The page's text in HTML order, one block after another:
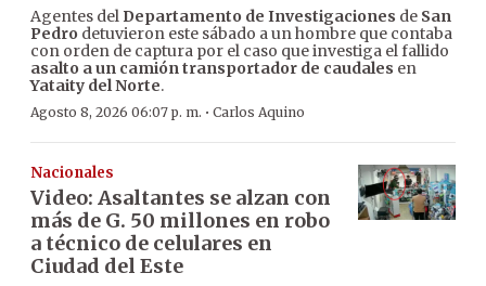
Agentes del Departamento de Investigaciones de San
Pedro detuvieron este sábado a un hombre que contaba
con orden de captura por el caso que investiga el fallido
asalto a un camión transportador de caudales en
Yataity del Norte.
Agosto 8, 2026 06:07 p. m. · Carlos Aquino
Nacionales
Video: Asaltantes se alzan con
más de G. 50 millones en robo
a técnico de celulares en
Ciudad del Este